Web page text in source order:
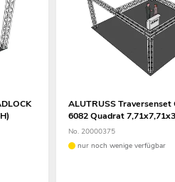
ALUTRUSS Traversenset
6082 Quadrat
No. 20000375
nur noch wenige verfügbar